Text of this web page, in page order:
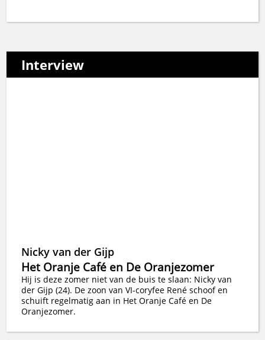
Interview
Nicky van der Gijp
Het Oranje Café en De Oranjezomer
Hij is deze zomer niet van de buis te slaan: Nicky van
der Gijp (24). De zoon van VI-coryfee René schoof en
schuift regelmatig aan in Het Oranje Café en De
Oranjezomer.